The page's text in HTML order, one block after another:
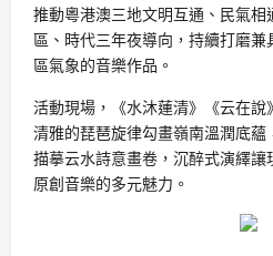
推動粵港澳三地文明互通、民氣
區、時代三年夜導向，持續打磨
區氣象的音樂作品。
活動現場，《水沐蓮清》《云在說
清雅的琵琶旋律勾畫嶺南溫潤底蘊
描摹云水詩意畫卷，沉醉式演繹
原創音樂的多元魅力。